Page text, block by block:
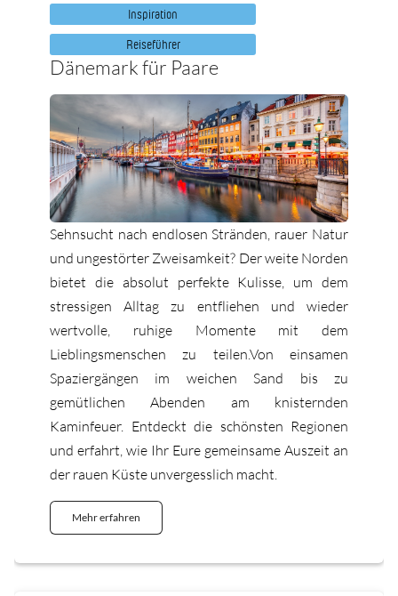
Inspiration
Reiseführer
Dänemark für Paare
Sehnsucht nach endlosen Stränden, rauer Natur
und ungestörter Zweisamkeit? Der weite Norden
bietet die absolut perfekte Kulisse, um dem
stressigen Alltag zu entfliehen und wieder
wertvolle, ruhige Momente mit dem
Lieblingsmenschen zu teilen.Von einsamen
Spaziergängen im weichen Sand bis zu
gemütlichen Abenden am knisternden
Kaminfeuer. Entdeckt die schönsten Regionen
und erfahrt, wie Ihr Eure gemeinsame Auszeit an
der rauen Küste unvergesslich macht.
Mehr erfahren